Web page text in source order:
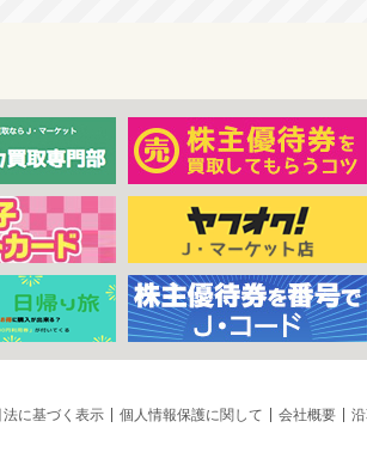
に基づく表示 個人情報保護に関して 会社概要